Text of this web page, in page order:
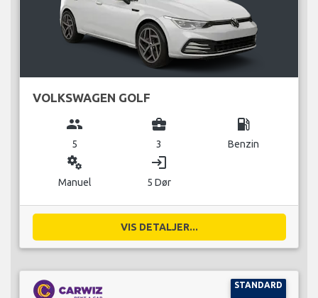
VOLKSWAGEN GOLF
group
5
business_center
3
local_gas_station
Benzin
miscellaneous_services
Manuel
login
5 Dør
VIS DETALJER...
STANDARD